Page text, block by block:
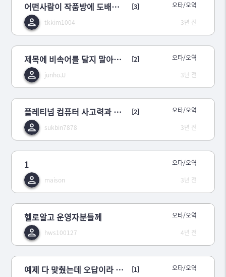
어떤사람이 작품방에 도배하고 있습니다.
[3]
tkkim1004
오타/오역
3년 전
제목에 비속어를 달지 말아주세요
[2]
junhoJJ
오타/오역
3년 전
플레티넘 컴퓨터 사고력과 아이디어 3
[2]
sukbin7878
오타/오역
3년 전
1
maison
오타/오역
3년 전
헬로알고 운영자분들께
hws100127
오타/오역
4년 전
예제 다 맞췄는데 오답이라 뜨네요
[1]
오타/오역